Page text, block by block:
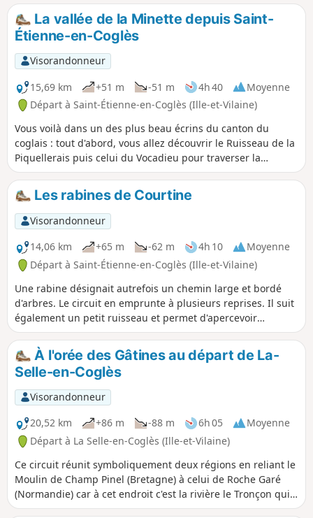
La vallée de la Minette depuis Saint-
Étienne-en-Coglès
Visorandonneur
15,69 km
+51 m -51 m 4h 40
Moyenne
Départ à Saint-Étienne-en-Coglès (Ille-et-Vilaine)
Vous voilà dans un des plus beau écrins du canton du
coglais : tout d'abord, vous allez découvrir le Ruisseau de la
Piquellerais puis celui du Vocadieu pour traverser la
magnifique vallée de la Minette, cette petite rivière de
25 km de long, affluent du Couesnon, alimentée par une
multitude de ruisseaux : Piquellerais et Vocadieu, mais
également Frénouse, l'Aunay, le Couard, etc.
Les rabines de Courtine
Visorandonneur
14,06 km
+65 m -62 m 4h 10
Moyenne
Départ à Saint-Étienne-en-Coglès (Ille-et-Vilaine)
Une rabine désignait autrefois un chemin large et bordé
d'arbres. Le circuit en emprunte à plusieurs reprises. Il suit
également un petit ruisseau et permet d'apercevoir
plusieurs châteaux car il emprunte des sentiers communs à
une autre randonnée décrite sur le site au départ de Saint-
Brice-en-Coglès.
À l'orée des Gâtines au départ de La-
Selle-en-Coglès
Visorandonneur
20,52 km
+86 m -88 m 6h 05
Moyenne
Départ à La Selle-en-Coglès (Ille-et-Vilaine)
Ce circuit réunit symboliquement deux régions en reliant le
Moulin de Champ Pinel (Bretagne) à celui de Roche Garé
(Normandie) car à cet endroit c'est la rivière le Tronçon qui
marque la limite départementale et donc régionale. Vous